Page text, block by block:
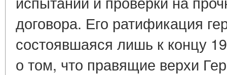
договора. Его ратификация
состоявшаяся лишь к концу
о том, что правящие верхи